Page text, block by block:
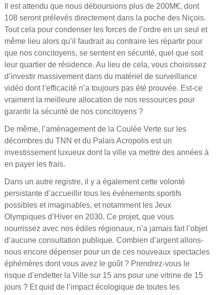
Il est attendu que nous déboursions plus de 200M€, dont
108 seront prélevés directement dans la poche des Niçois.
Tout cela pour condenser les forces de l’ordre en un seul et
même lieu alors qu’il faudrait au contraire les répartir pour
que nos concitoyens, se sentent en sécurité, quel que soit
leur quartier de résidence. Au lieu de cela, vous choisissez
d’investir massivement dans du matériel de surveillance
vidéo dont l’efficacité n’a toujours pas été prouvée. Est-ce
vraiment la meilleure allocation de nos ressources pour
garantir la sécurité de nos concitoyens ?
De même, l’aménagement de la Coulée Verte sur les
décombres du TNN et du Palais Acropolis est un
investissement luxueux dont la ville va mettre des années à
en payer les frais.
Dans un autre registre, il y a également cette volonté
persistante d’accueillir tous les événements sportifs
possibles et imaginables, et notamment les Jeux
Olympiques d’Hiver en 2030. Ce projet, que vous
nourrissez avec nos édiles régionaux, n’a jamais fait l’objet
d’aucune consultation publique. Combien d’argent allons-
nous encore dépenser pour un de ces nouveaux spectacles
éphémères dont vous avez le goût ? Prendrez-vous le
risque d’endetter la Ville sur 15 ans pour une vitrine de 15
jours ? Et quid de l’impact écologique de toutes les